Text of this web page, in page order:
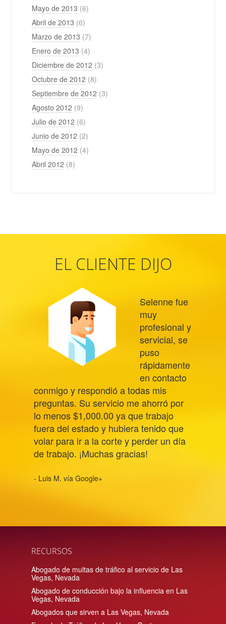
Mayo de 2013 (6)
Abril de 2013 (6)
Marzo de 2013 (7)
Enero de 2013 (4)
Diciembre de 2012 (3)
Octubre de 2012 (8)
Septiembre de 2012 (3)
Agosto 2012 (9)
Julio de 2012 (6)
Junio de 2012 (2)
Mayo de 2012 (4)
Abril 2012 (8)
EL CLIENTE DIJO
Selenne fue
muy
profesional y
servicial, se
puso
rápidamente
en contacto
conmigo y respondió a todas mis
preguntas. Su servicio me ahorró por
lo menos $1,000.00 ya que trabajo
fuera del estado y hubiera tenido que
volar para ir a la corte y perder un día
de trabajo. ¡Muchas gracias!
- Luis M. vía Google+
RECURSOS
Abogado de multas de tráfico al servicio de Las
Vegas, Nevada
Abogado de conducción bajo la influencia en Las
Vegas, Nevada
Abogados que sirven a Las Vegas, Nevada